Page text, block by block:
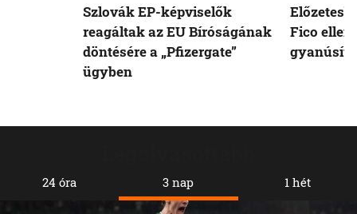
24 óra 3 nap 1 hét
Szlovák EP-képviselők
reagáltak az EU Bíróságának
döntésére a „Pfizergate”
ügyben
Fico